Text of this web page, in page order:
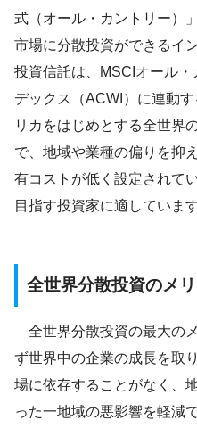
式（オール・カントリー）
市場に分散投資ができるイ
投資信託は、MSCIオール
デックス（ACWI）に連動
リカをはじめとする全世界
で、地域や業種の偏りを抑
有コストが低く設定されて
目指す投資家に適しています
全世界分散投資のメ
全世界分散投資の最大の
ず世界中の企業の成長を取
場に依存することがなく、
った一地域の悪影響を軽減